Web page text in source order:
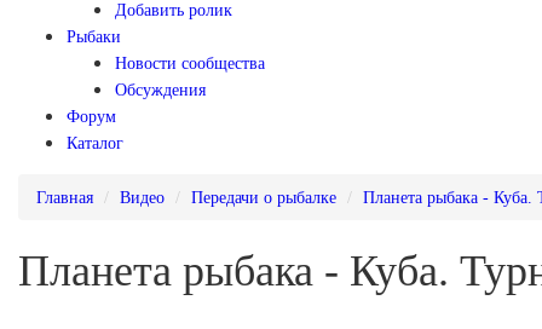
Добавить ролик
Рыбаки
Новости сообщества
Обсуждения
Форум
Каталог
Главная Видео Передачи о рыбалке Планета рыбака -
Планета рыбака - Куба.